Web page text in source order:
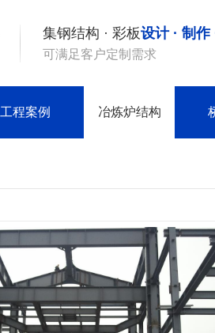
集钢结构 · 彩板设计 · 制作
可满足客户定制需求
工程案例 冶炼炉结构